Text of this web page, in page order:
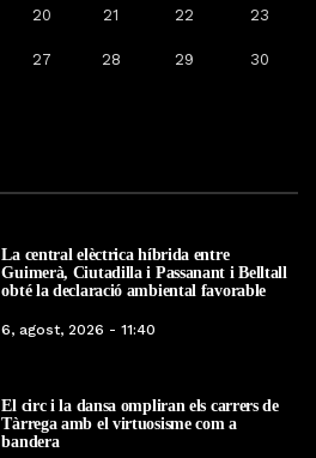
20 21 22 23
27 28 29 30
La central elèctrica híbrida entre
Guimerà, Ciutadilla i Passanant i Belltall
obté la declaració ambiental favorable
6, agost, 2026 - 11:40
El circ i la dansa ompliran els carrers de
Tàrrega amb el virtuosisme com a
bandera